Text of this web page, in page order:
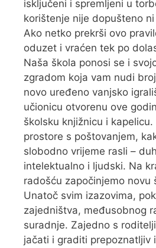
isključeni i spremljeni u
korištenje nije dopušteno
Ako netko prekrši ovo
oduzet i vraćen tek po
Naša škola ponosi se i
zgradom koja vam nudi
novo uređeno vanjsko
učionicu otvorenu ove
školsku knjižnicu i
prostore s poštovanjem,
slobodno vrijeme rasli –
intelektualno i ljudski. Na
radošću započinjemo novu
Unatoč svim izazovima,
zajedništva, međusobnog
suradnje. Zajedno s
jačati i graditi prepoznatljiv